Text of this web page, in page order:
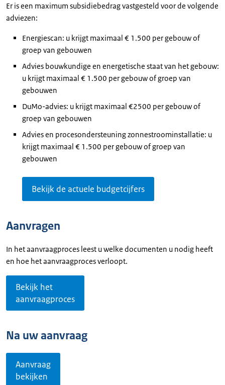
Er is een maximum subsidiebedrag vastgesteld voor de volgende
adviezen:
Energiescan: u krijgt maximaal € 1.500 per gebouw of
groep van gebouwen
Advies bouwkundige en energetische staat van het gebouw:
u krijgt maximaal € 1.500 per gebouw of groep van
gebouwen
DuMo-advies: u krijgt maximaal €2500 per gebouw of
groep van gebouwen
Advies en procesondersteuning zonnestroominstallatie: u
krijgt maximaal € 1.500 per gebouw of groep van
gebouwen
Bekijk de actuele budgetcijfers
Aanvragen
In het aanvraagproces leest u welke documenten u nodig heeft
en hoe het aanvraagproces verloopt.
Bekijk het
aanvraagproces
Na uw aanvraag
Aanvraag
bekijken